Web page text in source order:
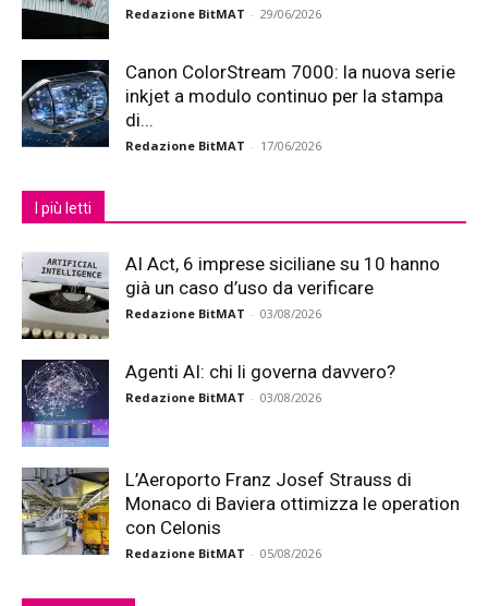
Redazione BitMAT - 29/06/2026
Canon ColorStream 7000: la nuova serie
inkjet a modulo continuo per la stampa
di...
Redazione BitMAT - 17/06/2026
I più letti
AI Act, 6 imprese siciliane su 10 hanno
già un caso d’uso da verificare
Redazione BitMAT - 03/08/2026
Agenti AI: chi li governa davvero?
Redazione BitMAT - 03/08/2026
L’Aeroporto Franz Josef Strauss di
Monaco di Baviera ottimizza le operation
con Celonis
Redazione BitMAT - 05/08/2026